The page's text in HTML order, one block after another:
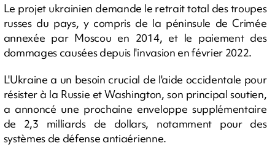
Le projet ukrainien demande le retrait total des troupes
russes du pays, y compris de la péninsule de Crimée
annexée par Moscou en 2014, et le paiement des
dommages causées depuis l'invasion en février 2022.
L'Ukraine a un besoin crucial de l'aide occidentale pour
résister à la Russie et Washington, son principal soutien,
a annoncé une prochaine enveloppe supplémentaire
de 2,3 milliards de dollars, notamment pour des
systèmes de défense antiaérienne.